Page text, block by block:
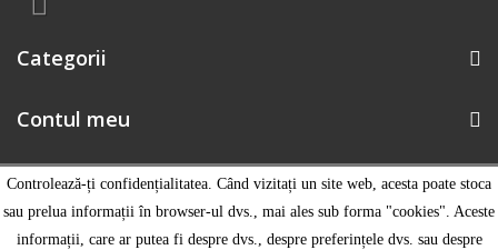
Controlează-ți confidențialitatea. Când vizitați un site web, acesta poate stoca
sau prelua informații în browser-ul dvs., mai ales sub forma "cookies". Aceste
informații, care ar putea fi despre dvs., despre preferințele dvs. sau despre
Categorii
Contul meu
Informatii magazin